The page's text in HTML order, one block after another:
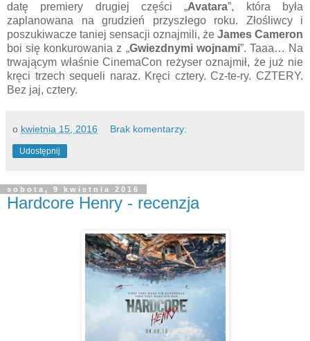
datę premiery drugiej części „Avatara”, która była
zaplanowana na grudzień przyszłego roku. Złośliwcy i
poszukiwacze taniej sensacji oznajmili, że James Cameron
boi się konkurowania z „Gwiezdnymi wojnami”. Taaa… Na
trwającym właśnie CinemaCon reżyser oznajmił, że już nie
kręci trzech sequeli naraz. Kręci cztery. Cz-te-ry. CZTERY.
Bez jaj, cztery.
o kwietnia 15, 2016 Brak komentarzy:
Udostępnij
sobota, 9 kwietnia 2016
Hardcore Henry - recenzja